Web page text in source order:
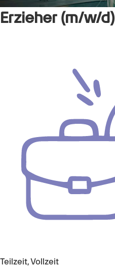
Erzieher (m/w/d)
Teilzeit, Vollzeit